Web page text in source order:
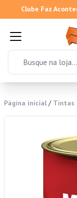
Clube Faz
Página inicial / Tintas